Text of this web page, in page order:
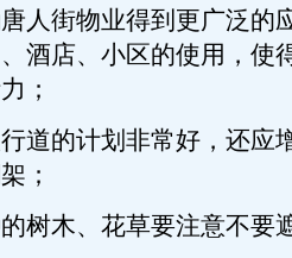
街物业得到更广泛的
酒店、小区的使用，使
；
的计划非常好，还应
；
木、花草要注意不要